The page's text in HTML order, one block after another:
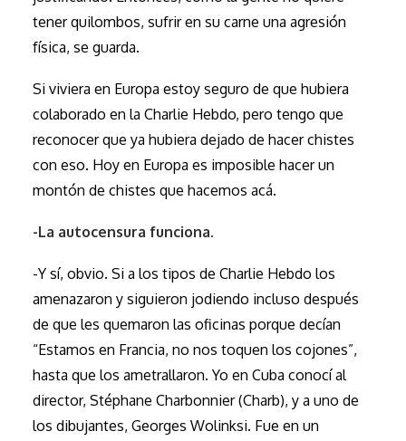
tener quilombos, sufrir en su carne una agresión
física, se guarda.
Si viviera en Europa estoy seguro de que hubiera
colaborado en la Charlie Hebdo, pero tengo que
reconocer que ya hubiera dejado de hacer chistes
con eso. Hoy en Europa es imposible hacer un
montón de chistes que hacemos acá.
-La autocensura funciona.
-Y sí, obvio. Si a los tipos de Charlie Hebdo los
amenazaron y siguieron jodiendo incluso después
de que les quemaron las oficinas porque decían
“Estamos en Francia, no nos toquen los cojones”,
hasta que los ametrallaron. Yo en Cuba conocí al
director, Stéphane Charbonnier (Charb), y a uno de
los dibujantes, Georges Wolinksi. Fue en un